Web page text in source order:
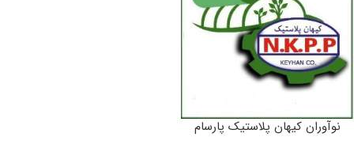
نوآوران کیهان پلاستیک پارسام